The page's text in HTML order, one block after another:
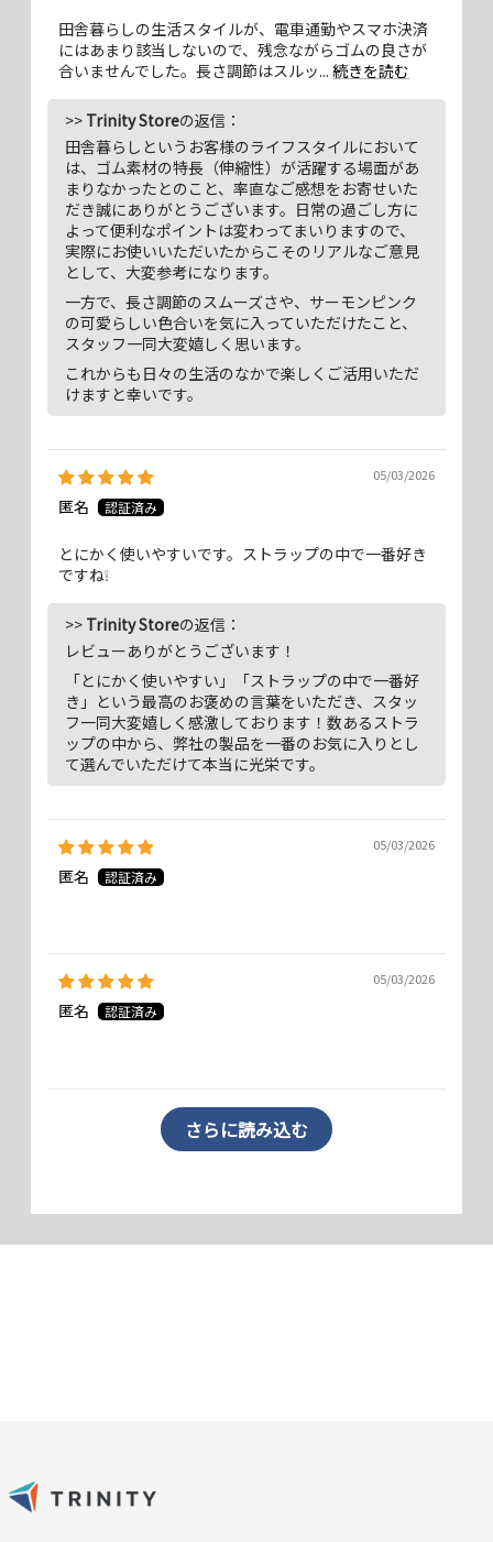
長くするときは下のタブ部分を片手で引き下げるだけ。短くしたい場合
は軽くストラップ下部を押さえて、上のタブを引き上げるだけのお手軽
さ。 歩くときや、スマートフォンを使わないときは体にフィットする
調整ができるクイックアジャスター機能を独自に設計しました。
くした場合】
田舎暮らしの生活スタイルが、電車通勤やスマホ決済
にはあまり該当しないので、残念ながらゴムの良さが
合いませんでした。長さ調節はスルッ... 続きを読む
>> Trinity Storeの返信：
田舎暮らしというお客様のライフスタイルにおいて
は、ゴム素材の特長（伸縮性）が活躍する場面があ
まりなかったとのこと、率直なご感想をお寄せいた
だき誠にありがとうございます。日常の過ごし方に
よって便利なポイントは変わってまいりますので、
実際にお使いいただいたからこそのリアルなご意見
として、大変参考になります。
一方で、長さ調節のスムーズさや、サーモンピンク
の可愛らしい色合いを気に入っていただけたこと、
スタッフ一同大変嬉しく思います。
これからも日々の生活のなかで楽しくご活用いただ
けますと幸いです。
05/03/2026
匿名
とにかく使いやすいです。ストラップの中で一番好き
ですね❕
>> Trinity Storeの返信：
レビューありがとうございます！
「とにかく使いやすい」「ストラップの中で一番好
き」という最高のお褒めの言葉をいただき、スタッ
フ一同大変嬉しく感激しております！数あるストラ
ップの中から、弊社の製品を一番のお気に入りとし
て選んでいただけて本当に光栄です。
05/03/2026
匿名
05/03/2026
匿名
さらに読み込む